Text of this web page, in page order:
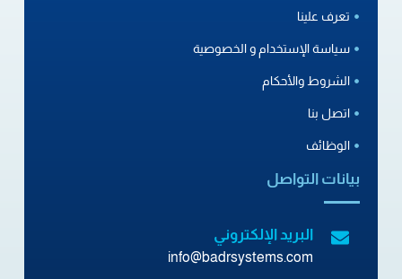
تعرف علينا
سياسة الإستخدام و الخصوصية
الشروط والأحكام
اتصل بنا
الوظائف
بيانات التواصل
البريد الإلكتروني
info@badrsystems.com